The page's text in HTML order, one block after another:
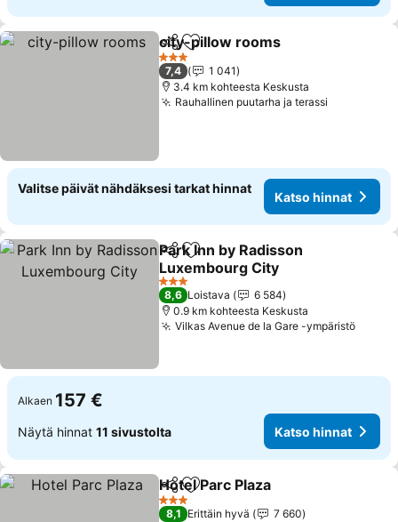
Jaa Lisää suosikkeihin
city-pillow rooms
3 Tähtiluokitus
7,4
1 041
3.4 km kohteesta Keskusta
Rauhallinen puutarha ja terassi
Valitse päivät nähdäksesi tarkat hinnat
Katso hinnat
Jaa Lisää suosikkeihin
Park Inn by Radisson
Luxembourg City
Katso hinnat
3 Tähtiluokitus
8,6 Loistava
6 584
0.9 km kohteesta Keskusta
Vilkas Avenue de la Gare -ympäristöKatso
Alkaen 157 €
Näytä hinnat 11 sivustolta Katso hinnat
Jaa Lisää suosikkeihin
Hotel Parc Plaza
3 Tähtiluokitus
8,1 Erittäin hyvä
7 660